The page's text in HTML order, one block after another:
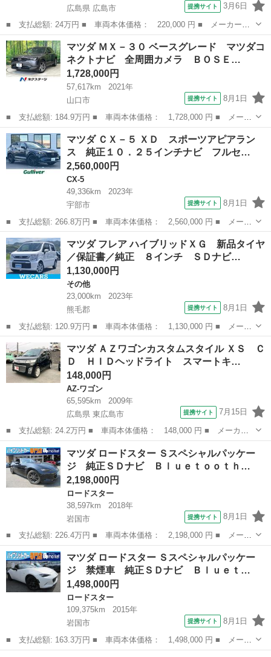
広島県 広島市 提携サイト 3月6日
■ 支払総額: 24万円 ■ 車両本体価格： 220,000 円 ■ メーカー
名： マツダ ■ 車種名： ＡＺワゴンカスタムスタイル ■ グレー
ド名： ＸＳ ＨＩＤ スマートキー 電動格納ミラー ベンチシー
ト ＣＶＴ 盗難...
広島 広島市 AZ-ワゴン
マツダ ＭＸ－３０ ベースグレード マツダコ
ネクトナビ 全周囲カメラ ＢＯＳＥ…
1,728,000円
57,617km
2021年
山口市
提携サイト 8月1日
■ 支払総額: 184.9万円 ■ 車両本体価格： 1,728,000 円 ■ メーカ
ー名： マツダ ■ 車種名： ＭＸ－３０ ■ グレード名： ベース
グレード マツダコネクトナビ 全周囲カメラ ＢＯＳＥサウンドシ
ステム ...
山口 山口市 マツダ
マツダ ＣＸ－５ ＸＤ スポーツアピアラン
ス 純正１０．２５インチナビ フルセ…
2,560,000円
CX-5
49,336km
2023年
宇部市
提携サイト 8月1日
■ 支払総額: 266.8万円 ■ 車両本体価格： 2,560,000 円 ■ メーカ
ー名： マツダ ■ 車種名： ＣＸ－５ ■ グレード名： ＸＤ ス
ポーツアピアランス 純正１０．２５インチナビ フルセグ ＢＯＳ
Ｅ Ｂカ...
山口 宇部市 CX-5
マツダ フレア ハイブリッドＸＧ 新品タイヤ
／保証書／純正 ８インチ ＳＤナビ…
1,130,000円
その他
23,000km
2023年
熊毛郡
提携サイト 8月1日
■ 支払総額: 120.9万円 ■ 車両本体価格： 1,130,000 円 ■ メーカ
ー名： マツダ ■ 車種名： フレア ■ グレード名： ハイブリッ
ドＸＧ 新品タイヤ／保証書／純正 ８インチ ＳＤナビ／アイアク
ティブセ...
山口 熊毛郡 その他
マツダ ＡＺワゴンカスタムスタイル ＸＳ Ｃ
Ｄ ＨＩＤヘッドライト スマートキ…
148,000円
AZ-ワゴン
65,595km
2009年
広島県 東広島市
提携サイト 7月15日
■ 支払総額: 24.2万円 ■ 車両本体価格： 148,000 円 ■ メーカー
名： マツダ ■ 車種名： ＡＺワゴンカスタムスタイル ■ グレー
ド名： ＸＳ ＣＤ ＨＩＤヘッドライト スマートキー オートエ
アコン 電動...
広島 東広島市 AZ-ワゴン
マツダ ロードスター Ｓスペシャルパッケー
ジ 純正ＳＤナビ Ｂｌｕｅｔｏｏｔｈ…
2,198,000円
ロードスター
38,597km
2018年
岩国市
提携サイト 8月1日
■ 支払総額: 226.4万円 ■ 車両本体価格： 2,198,000 円 ■ メーカ
ー名： マツダ ■ 車種名： ロードスター ■ グレード名： Ｓス
ペシャルパッケージ 純正ＳＤナビ Ｂｌｕｅｔｏｏｔｈ接続 前席
シートヒ...
山口 岩国市 ロードスター
マツダ ロードスター Ｓスペシャルパッケー
ジ 禁煙車 純正ＳＤナビ Ｂｌｕｅｔ…
1,498,000円
ロードスター
109,375km
2015年
岩国市
提携サイト 8月1日
■ 支払総額: 163.3万円 ■ 車両本体価格： 1,498,000 円 ■ メーカ
ー名： マツダ ■ 車種名： ロードスター ■ グレード名： Ｓス